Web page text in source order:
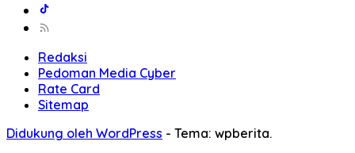
Redaksi
Pedoman Media Cyber
Rate Card
Sitemap
Didukung oleh WordPress - Tema: wpberita.